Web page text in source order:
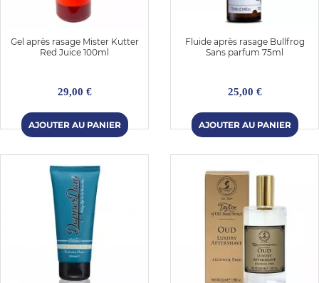
Gel après rasage Mister Kutter
Red Juice 100ml
29,00 €
Fluide après rasage Bullfrog
Sans parfum 75ml
25,00 €